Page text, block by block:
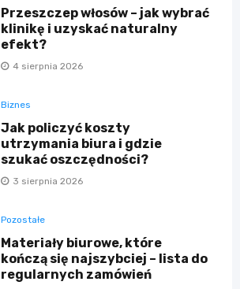
Przeszczep włosów – jak wybrać
klinikę i uzyskać naturalny
efekt?
4 sierpnia 2026
Biznes
Jak policzyć koszty
utrzymania biura i gdzie
szukać oszczędności?
3 sierpnia 2026
Pozostałe
Materiały biurowe, które
kończą się najszybciej – lista do
regularnych zamówień